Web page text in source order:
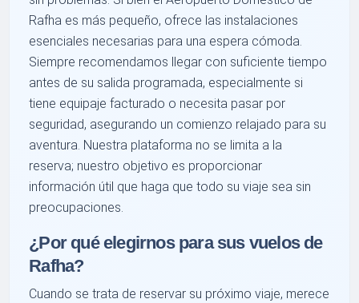
Rafha es más pequeño, ofrece las instalaciones
esenciales necesarias para una espera cómoda.
Siempre recomendamos llegar con suficiente tiempo
antes de su salida programada, especialmente si
tiene equipaje facturado o necesita pasar por
seguridad, asegurando un comienzo relajado para su
aventura. Nuestra plataforma no se limita a la
reserva; nuestro objetivo es proporcionar
información útil que haga que todo su viaje sea sin
preocupaciones.
¿Por qué elegirnos para sus vuelos de
Rafha?
Cuando se trata de reservar su próximo viaje, merece